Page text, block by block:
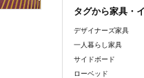
タグから家具・
デザイナーズ家具
一人暮らし家具
サイドボード
ローベッド